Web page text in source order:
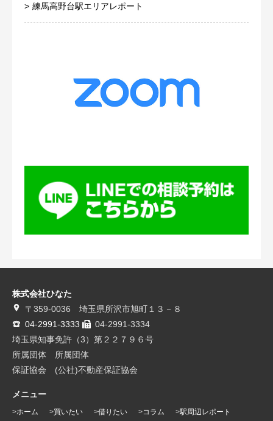
練馬高野台駅エリアレポート
株式会社ひなた
〒359-0036 埼玉県所沢市旭町１３－８
04-2991-3333
04-2991-3334
埼玉県知事免許（3）第２２７９６号
所属団体 所属団体
保証協会 (公社)不動産保証協会
メニュー
ホーム 買いたい 借りたい コラム 駅周辺レポート